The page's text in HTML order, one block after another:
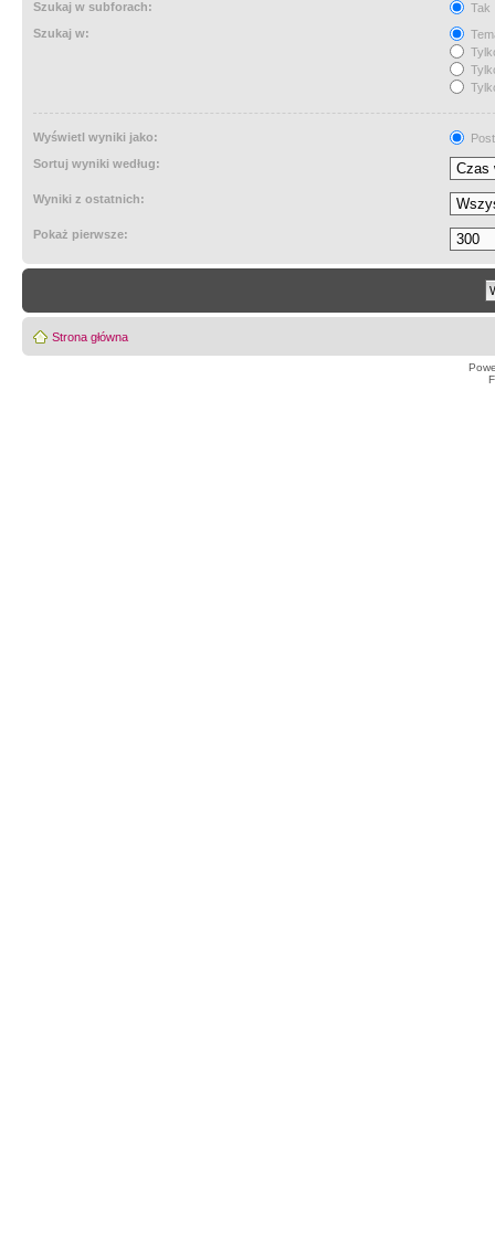
Szukaj w subforach:
Tak
Szukaj w:
Wyświetl wyniki jako:
Sortuj wyniki według:
Wyniki z ostatnich:
Pokaż pierwsze:
Strona główna